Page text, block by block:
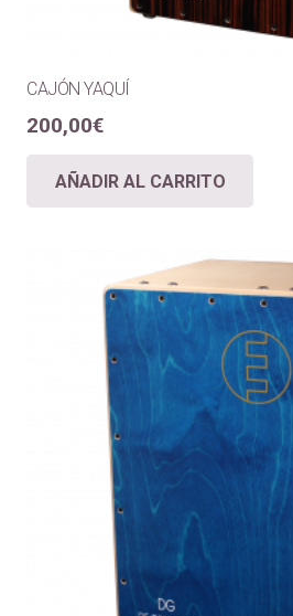
CAJÓN YAQUÍ
200,00€
AÑADIR AL CARRITO